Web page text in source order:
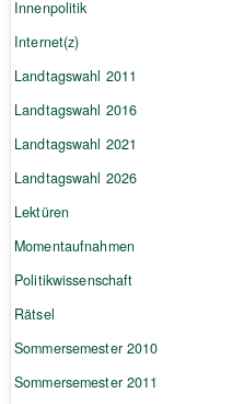
Innenpolitik
Internet(z)
Landtagswahl 2011
Landtagswahl 2016
Landtagswahl 2021
Landtagswahl 2026
Lektüren
Momentaufnahmen
Politikwissenschaft
Rätsel
Sommersemester 2010
Sommersemester 2011